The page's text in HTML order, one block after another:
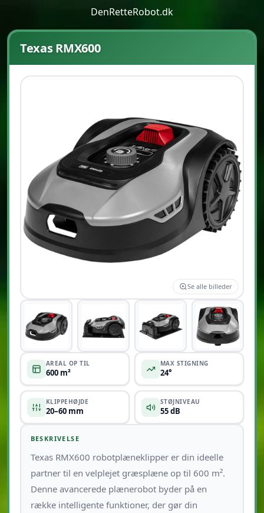
DenRetteRobot.dk
Texas RMX600
Se alle billeder
+14
AREAL OP TIL
600 m²
MAX STIGNING
24°
KLIPPEHØJDE
20–60 mm
STØJNIVEAU
55 dB
BESKRIVELSE
Texas RMX600 robotplæneklipper er din ideelle
partner til en velplejet græsplæne op til 600 m².
Denne avancerede plænerobot byder på en
række intelligente funktioner, der gør din